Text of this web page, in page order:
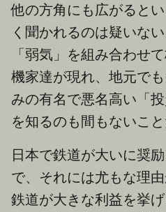
他の方角にも広がると
く聞かれるのは疑いな
「弱気」を組み合わせ
機家達が現れ、地元で
みの有名で悪名高い「
を知るのも間もないこと
日本で鉄道が大いに奨
で、それには尤もな理
鉄道が大きな利益を挙